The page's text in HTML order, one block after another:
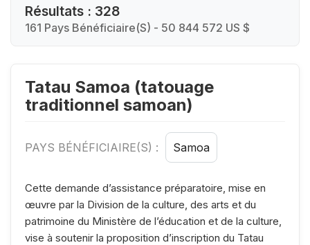
Résultats : 328
161 Pays Bénéficiaire(s) - 50 844 572 US $
Tatau Samoa (tatouage
traditionnel samoan)
PAYS BÉNÉFICIAIRE(S) : Samoa
Cette demande d’assistance préparatoire, mise en
œuvre par la Division de la culture, des arts et du
patrimoine du Ministère de l’éducation et de la culture,
vise à soutenir la proposition d’inscription du Tatau